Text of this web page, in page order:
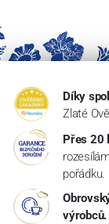
Díky
Zlaté
Přes 20
pořádku.
výrobců.